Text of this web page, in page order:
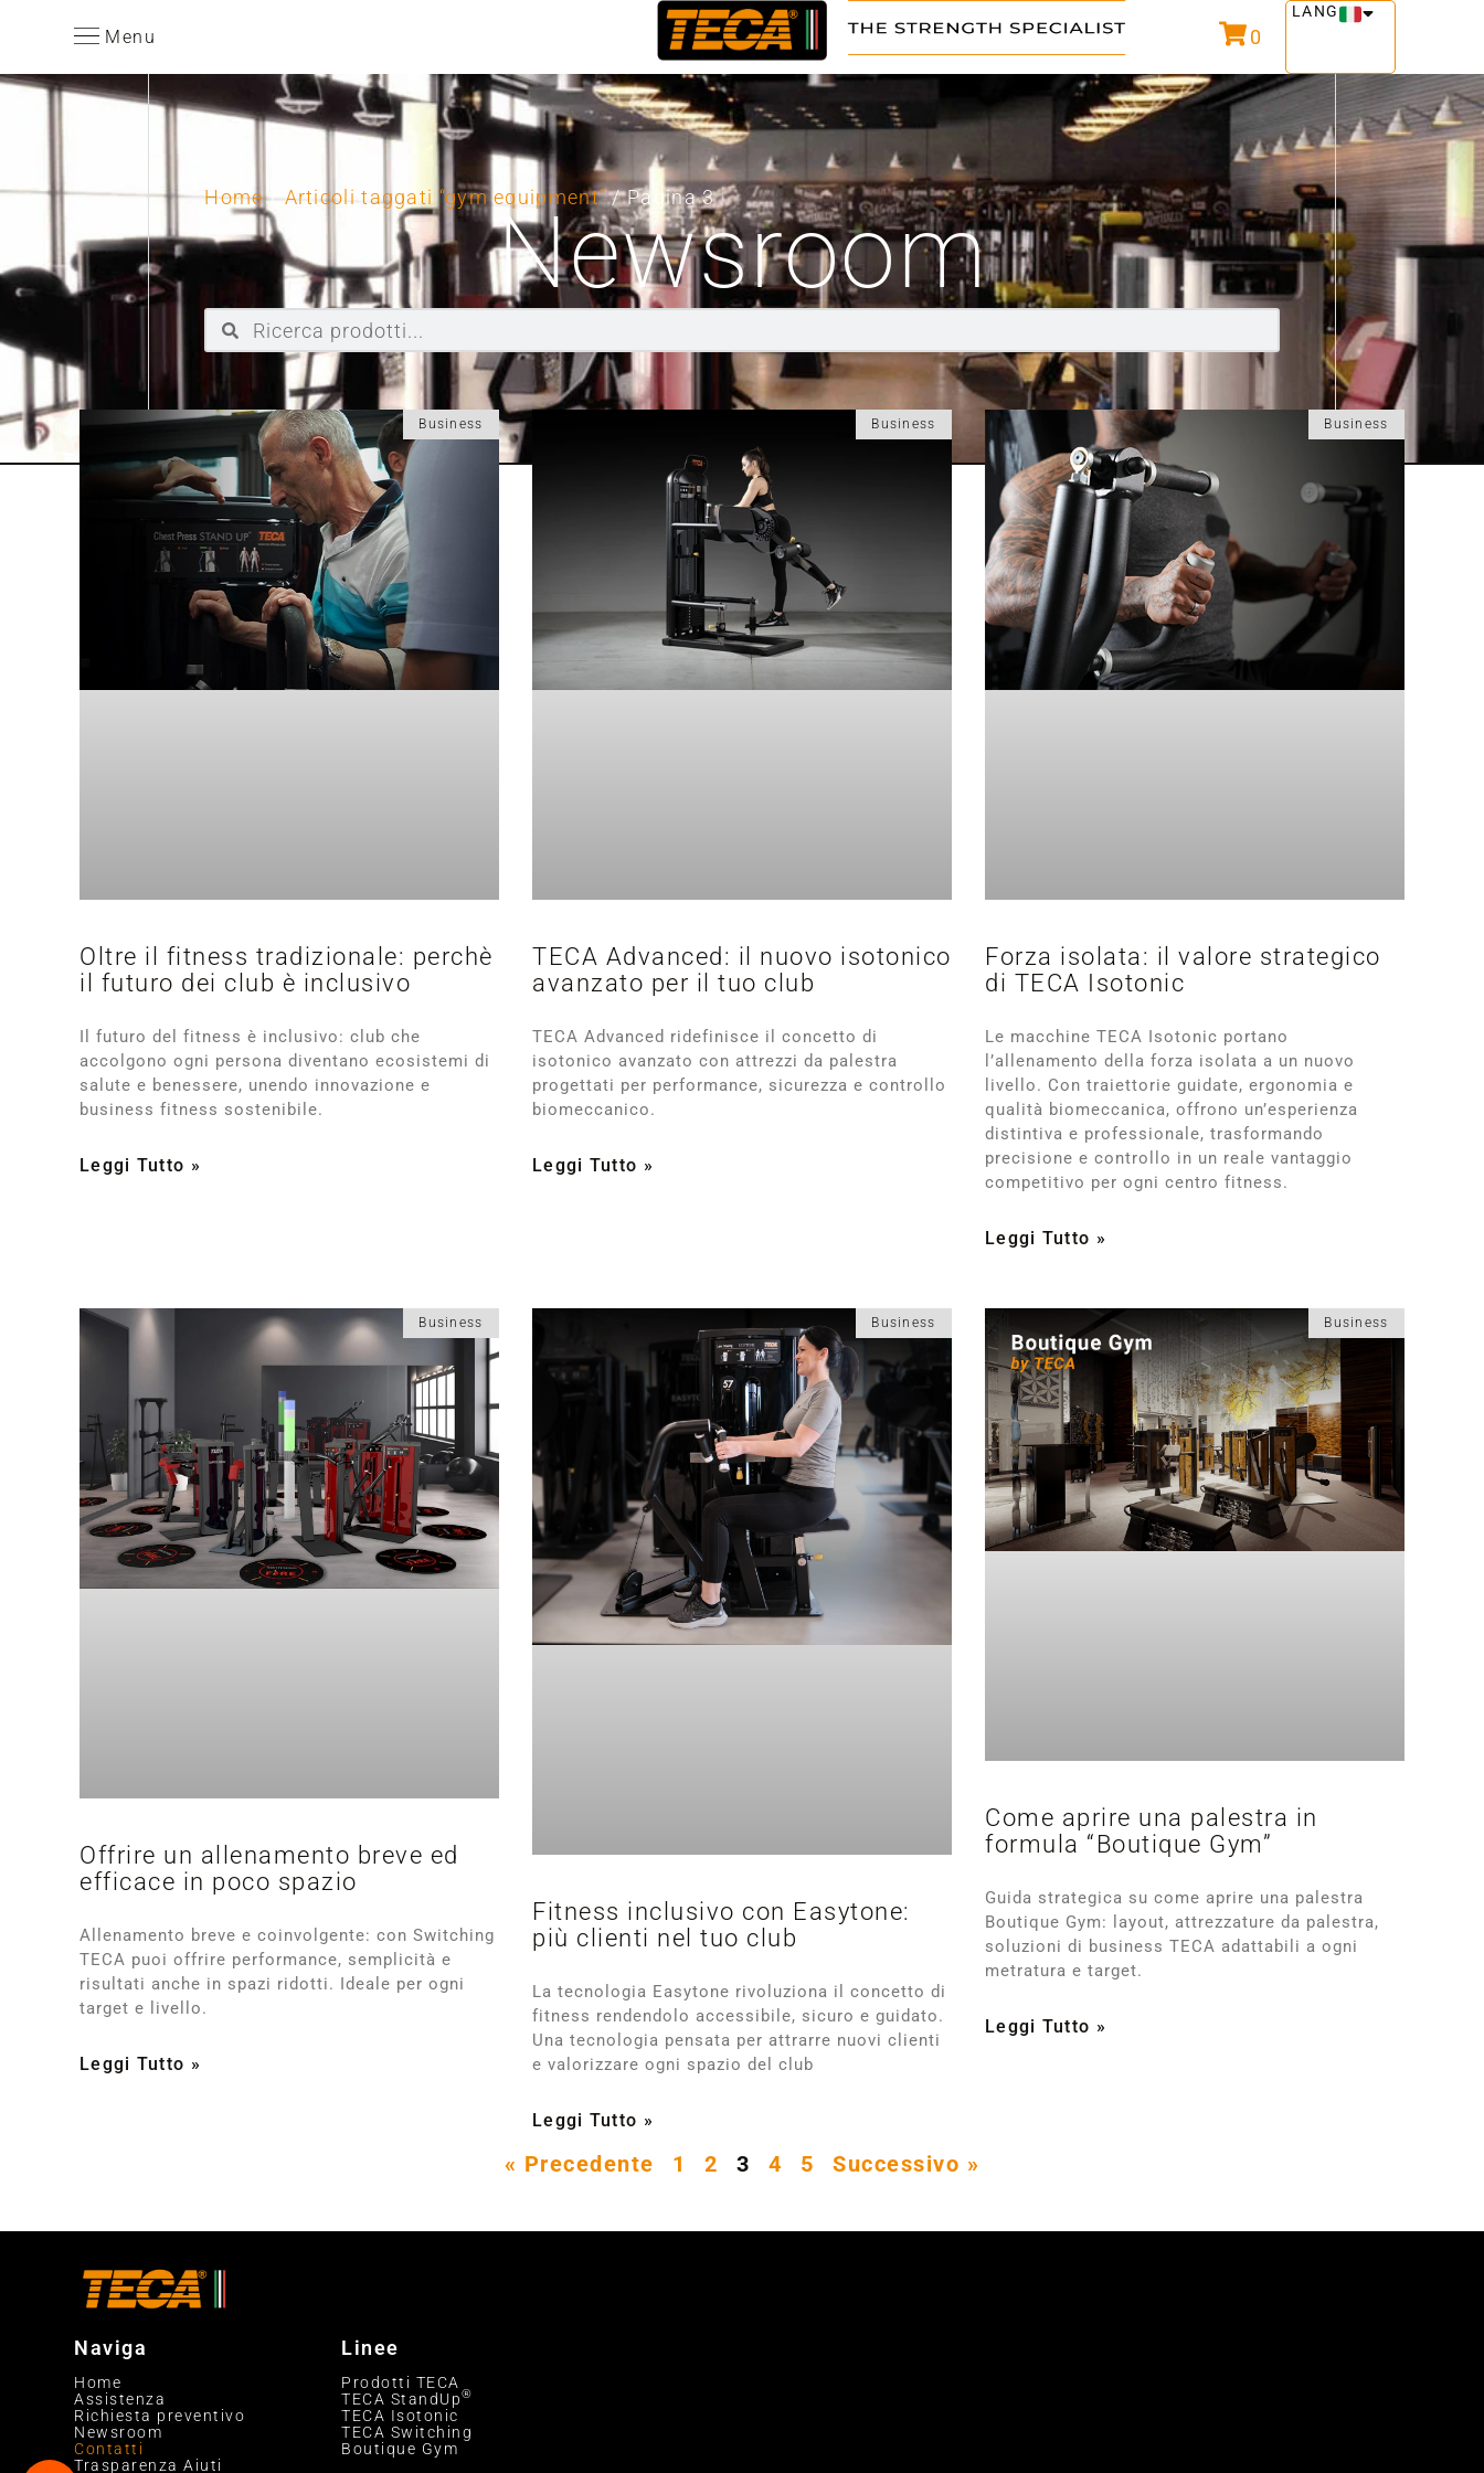
Menu 0
LANG
Home/Articoli taggati “gym equipment”/ Pagina 3
Newsroom
Business
Oltre il fitness tradizionale: perchè
il futuro dei club è inclusivo
Il futuro del fitness è inclusivo: club che
accolgono ogni persona diventano ecosistemi di
salute e benessere, unendo innovazione e
business fitness sostenibile.
Leggi Tutto »
Business
TECA Advanced: il nuovo isotonico
avanzato per il tuo club
TECA Advanced ridefinisce il concetto di
isotonico avanzato con attrezzi da palestra
progettati per performance, sicurezza e controllo
biomeccanico.
Leggi Tutto »
Business
Forza isolata: il valore strategico
di TECA Isotonic
Le macchine TECA Isotonic portano
l’allenamento della forza isolata a un nuovo
livello. Con traiettorie guidate, ergonomia e
qualità biomeccanica, offrono un’esperienza
distintiva e professionale, trasformando
precisione e controllo in un reale vantaggio
competitivo per ogni centro fitness.
Leggi Tutto »
Business
Offrire un allenamento breve ed
efficace in poco spazio
Allenamento breve e coinvolgente: con Switching
TECA puoi offrire performance, semplicità e
risultati anche in spazi ridotti. Ideale per ogni
target e livello.
Leggi Tutto »
Business
Fitness inclusivo con Easytone:
più clienti nel tuo club
La tecnologia Easytone rivoluziona il concetto di
fitness rendendolo accessibile, sicuro e guidato.
Una tecnologia pensata per attrarre nuovi clienti
e valorizzare ogni spazio del club
Leggi Tutto »
Business
Come aprire una palestra in
formula “Boutique Gym”
Guida strategica su come aprire una palestra
Boutique Gym: layout, attrezzature da palestra,
soluzioni di business TECA adattabili a ogni
metratura e target.
Leggi Tutto »
« Precedente 1 2 3 4 5 Successivo »
Naviga
Home
Assistenza
Richiesta preventivo
Newsroom
Contatti
Trasparenza Aiuti
Linee
Prodotti TECA
TECA StandUp®
TECA Isotonic
TECA Switching
Boutique Gym